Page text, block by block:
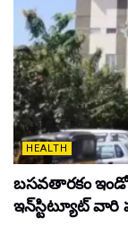
HEALTH
బసవతారకం
ఇన్‌స్టిట్యూట్